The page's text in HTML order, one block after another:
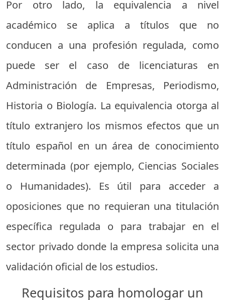
Por otro lado, la equivalencia a nivel
académico se aplica a títulos que no
conducen a una profesión regulada, como
puede ser el caso de licenciaturas en
Administración de Empresas, Periodismo,
Historia o Biología. La equivalencia otorga al
título extranjero los mismos efectos que un
título español en un área de conocimiento
determinada (por ejemplo, Ciencias Sociales
o Humanidades). Es útil para acceder a
oposiciones que no requieran una titulación
específica regulada o para trabajar en el
sector privado donde la empresa solicita una
validación oficial de los estudios.
Requisitos para homologar un